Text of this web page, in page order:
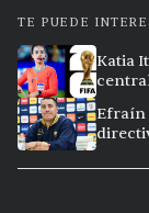
TE PUEDE
Katia
Efraín